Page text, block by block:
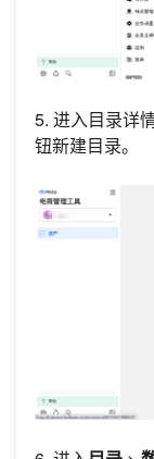
5. 进入目录详
钮新建目录。